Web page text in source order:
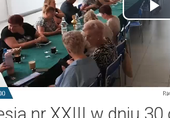
nr XXIII w dniu 30